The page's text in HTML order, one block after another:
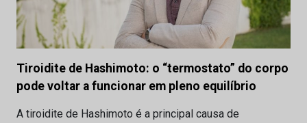
Tiroidite de Hashimoto: o “termostato” do corpo
pode voltar a funcionar em pleno equilíbrio
A tiroidite de Hashimoto é a principal causa de